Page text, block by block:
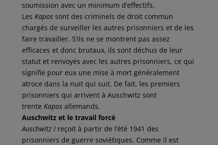
soumission avec un minimum d’effectifs.
Les Kapossont des criminels de droit commun
chargés de surveiller les autres prisonniers et de les
faire travailler. S’ils ne se montrent pas assez
efficaces et donc brutaux, ils sont déchus de leur
statut et renvoyés avec les autres prisonniers, ce qui
signifie pour eux une mise à mort généralement
atroce dans la nuit qui suit. De fait, les premiers
prisonniers qui arrivent à Auschwitz sont
trente Kaposallemands.
Auschwitz et le travail forcé
Auschwitz Ireçoit à partir de l’été 1941 des
prisonniers de guerre soviétiques. Comme il est